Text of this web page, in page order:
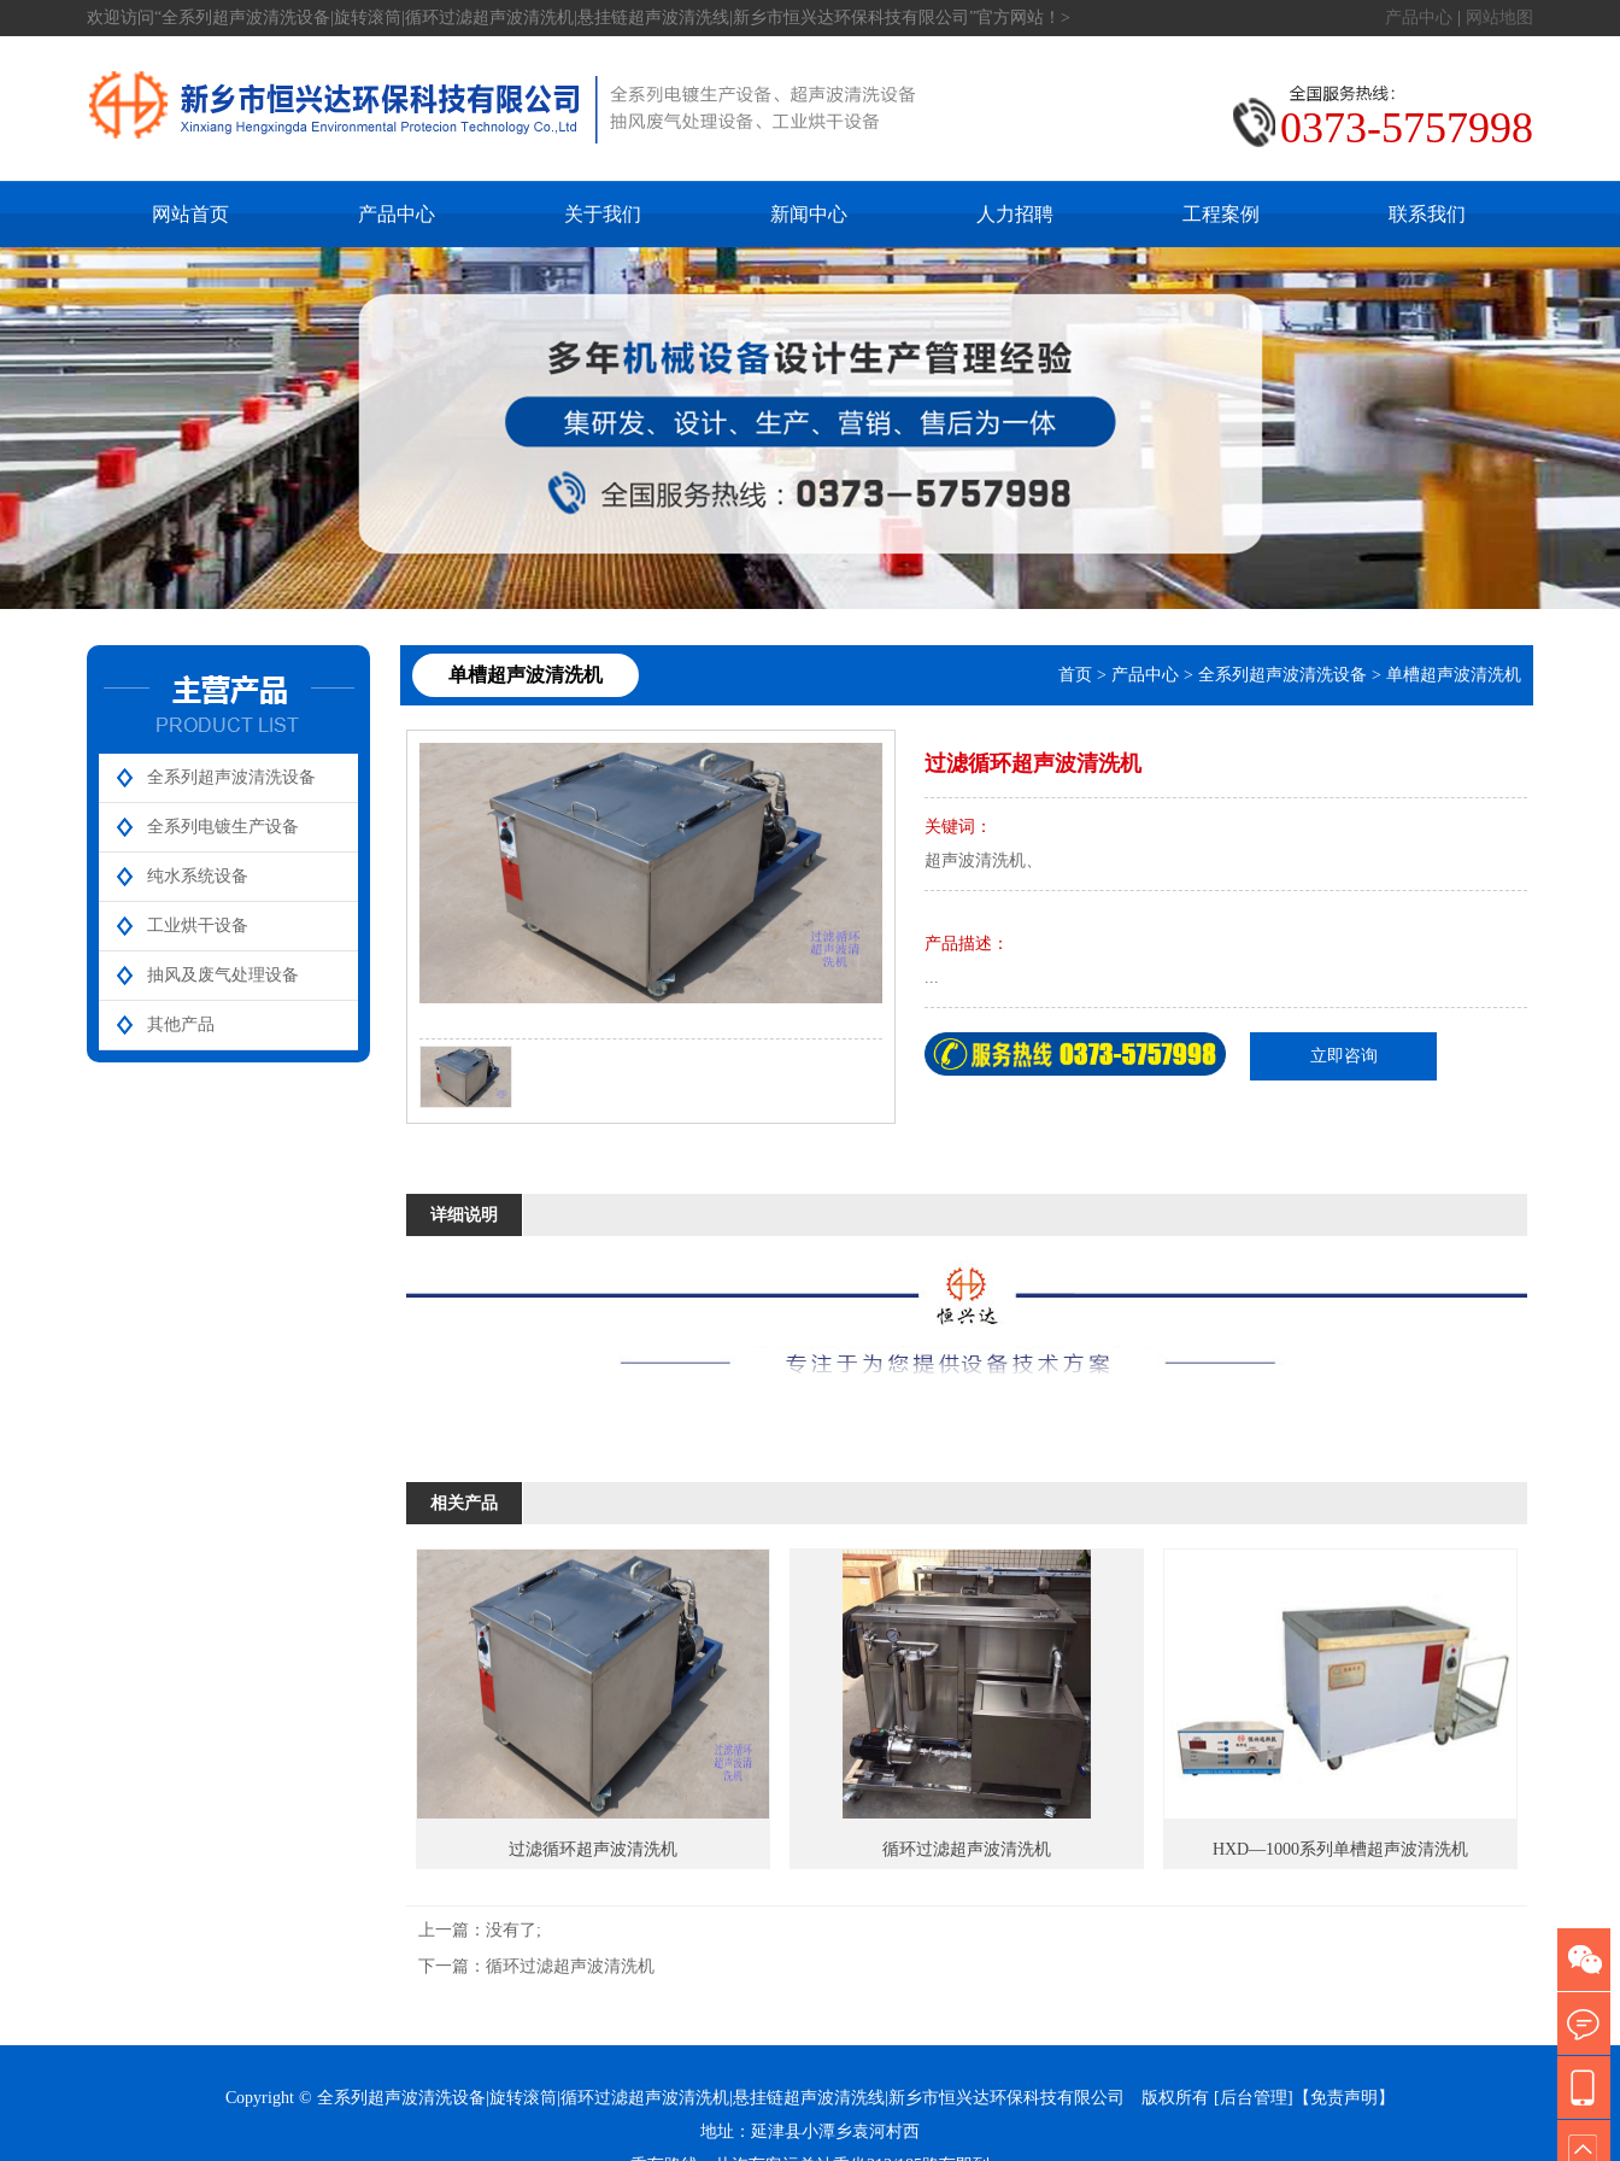
欢迎访问“全系列超声波清洗设备|旋转滚筒|循环过滤超声波清洗机|悬挂链超声波清洗线|新乡市恒兴达环保科技有限公司”官方网站！> 产品中心 网站地图
0373-5757998
网站首页 产品中心 关于我们 新闻中心 人力招聘 工程案例 联系我们
全系列超声波清洗设备
全系列电镀生产设备
纯水系统设备
工业烘干设备
抽风及废气处理设备
其他产品
单槽超声波清洗机 首页 > 产品中心 > 全系列超声波清洗设备 > 单槽超声波清洗机
过滤循环超声波清洗机
关键词：
超声波清洗机、
产品描述：
...
立即咨询
详细说明
相关产品
过滤循环超声波清洗机 循环过滤超声波清洗机 HXD—1000系列单槽超声波清洗机
上一篇：没有了;
下一篇： 循环过滤超声波清洗机
Copyright © 全系列超声波清洗设备|旋转滚筒|循环过滤超声波清洗机|悬挂链超声波清洗线|新乡市恒兴达环保科技有限公司 版权所有 [后台管理]
【免责声明】
地址：延津县小潭乡袁河村西